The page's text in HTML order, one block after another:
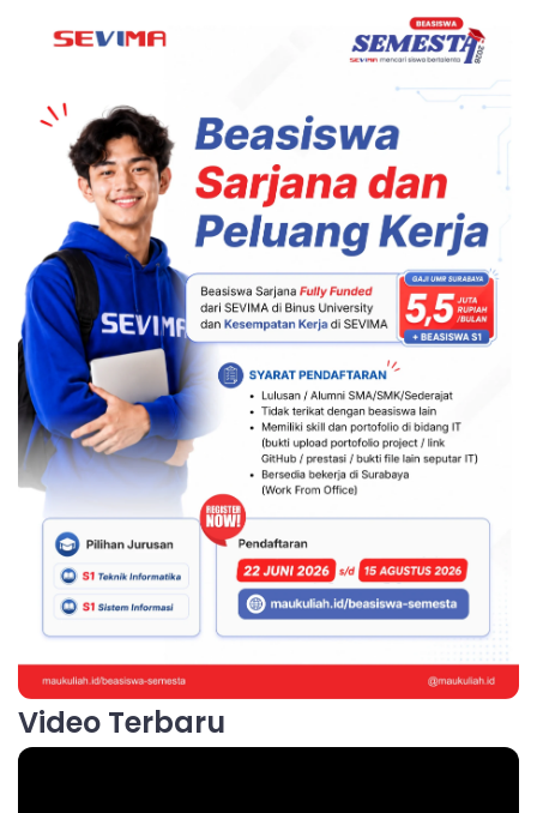
Video Terbaru